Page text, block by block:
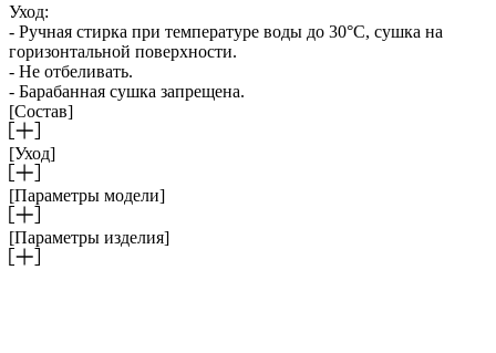
Уход:
- Ручная стирка при температуре воды до 30°C, сушка на
горизонтальной поверхности.
- Не отбеливать.
- Барабанная сушка запрещена.
[Состав]
[Уход]
[Параметры модели]
[Параметры изделия]